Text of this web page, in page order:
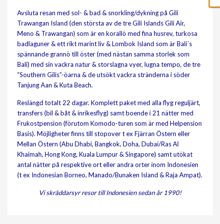
Avsluta resan med sol- & bad & snorkling/dykning på Gili
Trawangan Island (den största av de tre Gili Islands Gili Air,
Meno & Trawangan) som är en korallö med fina husrev, turkosa
badlaguner & ett rikt marint liv & Lombok Island som är Bali´s
spännande grannö till öster (med nästan samma storlek som
Bali) med sin vackra natur & storslagna vyer, lugna tempo, de tre
”Southern Gilis”-öarna & de utsökt vackra stränderna i söder
Tanjung Aan & Kuta Beach.
Reslängd totalt 22 dagar. Komplett paket med alla flyg reguljärt,
transfers (bil & båt & inrikesflyg) samt boende i 21 nätter med
Frukostpension (förutom Komodo-turen som är med Helpension
Basis). Möjligheter finns till stopover t ex Fjärran Östern eller
Mellan Östern (Abu Dhabi, Bangkok, Doha, Dubai/Ras Al
Khaimah, Hong Kong, Kuala Lumpur & Singapore) samt utökat
antal nätter på respektive ort eller andra orter inom Indonesien
(t ex Indonesian Borneo, Manado/Bunaken Island & Raja Ampat).
Vi skräddarsyr resor till Indonesien sedan år 1990!